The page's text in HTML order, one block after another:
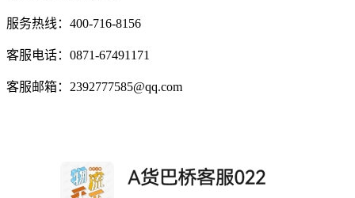
服务热线：400-716-8156
客服电话：0871-67491171
客服邮箱：2392777585@qq.com